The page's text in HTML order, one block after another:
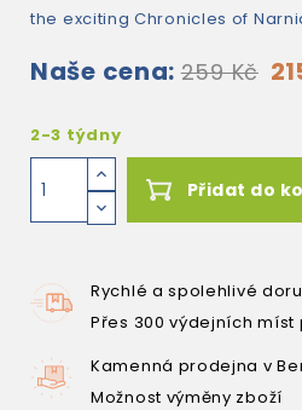
the exciting Chronicles of
Naše cena: 259 Kč
2-3 týdny
Přidat do
Rychlé a spolehlivé
Přes 300 výdejních míst
Kamenná prodejna v
Možnost výměny zboží